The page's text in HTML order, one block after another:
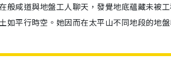
般咸道與地盤工人聊天，發覺地底蘊藏未被
如平行時空。她因而在太平山不同地段的地